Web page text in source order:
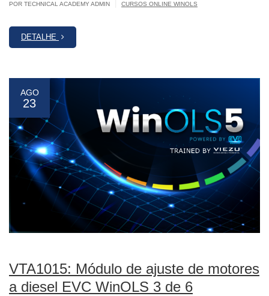
POR TECHNICAL ACADEMY ADMIN CURSOS ONLINE WINOLS
DETALHE
AGO
23
VTA1015: Módulo de ajuste de motores
a diesel EVC WinOLS 3 de 6